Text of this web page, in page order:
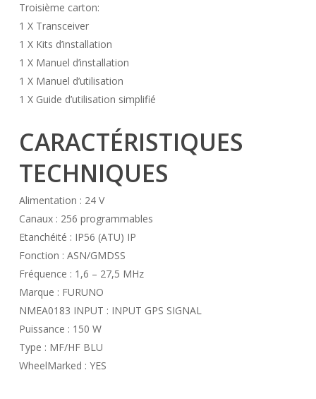
Troisième carton:
1 X Transceiver
1 X Kits d’installation
1 X Manuel d’installation
1 X Manuel d’utilisation
1 X Guide d’utilisation simplifié
CARACTÉRISTIQUES
TECHNIQUES
Alimentation : 24 V
Canaux : 256 programmables
Etanchéité : IP56 (ATU) IP
Fonction : ASN/GMDSS
Fréquence : 1,6 – 27,5 MHz
Marque : FURUNO
NMEA0183 INPUT : INPUT GPS SIGNAL
Puissance : 150 W
Type : MF/HF BLU
WheelMarked : YES